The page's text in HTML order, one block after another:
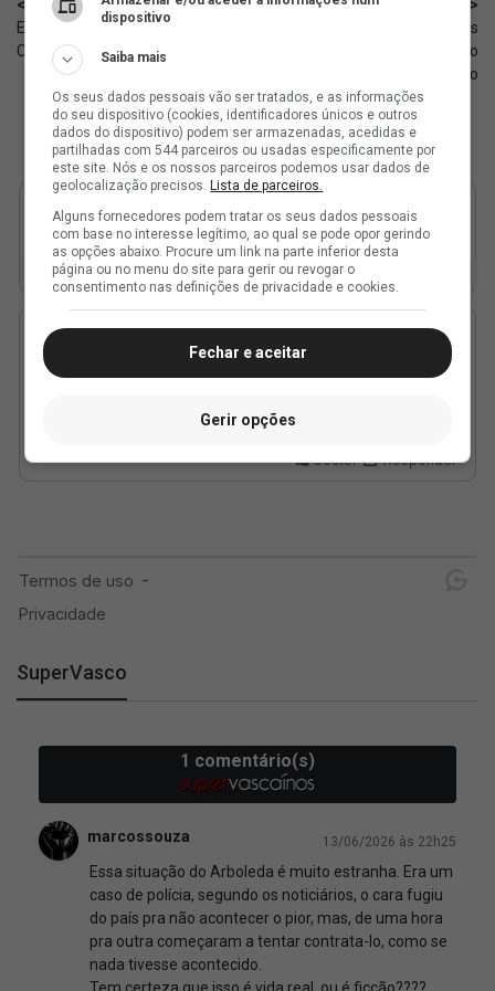
< Anterior
Ex-Vasco, Nenê estreia na
CazeTV como comentarista
Próximo >
Sub-17: Grandes avançam às
semifinais do Carioca; Vasco
enfrenta o Botafogo
SuperVasco
dispositivo
Saiba mais
Os seus dados pessoais vão ser tratados, e as informações
do seu dispositivo (cookies, identificadores únicos e outros
dados do dispositivo) podem ser armazenadas, acedidas e
partilhadas com 544 parceiros ou usadas especificamente por
este site. Nós e os nossos parceiros podemos usar dados de
geolocalização precisos. Lista de parceiros.
Alguns fornecedores podem tratar os seus dados pessoais
com base no interesse legítimo, ao qual se pode opor gerindo
as opções abaixo. Procure um link na parte inferior desta
página ou no menu do site para gerir ou revogar o
consentimento nas definições de privacidade e cookies.
Fechar e aceitar
Gerir opções